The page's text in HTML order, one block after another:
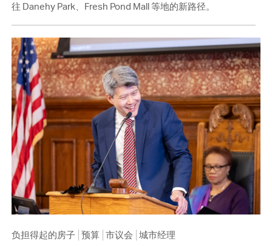
往 Danehy Park、Fresh Pond Mall 等地的新路径。
负担得起的房子 预算 市议会 城市经理